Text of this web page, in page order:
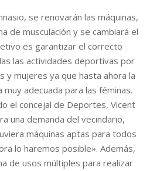
se renovarán las máquinas,
de musculación y se cambiará el
es garantizar el correcto
las actividades deportivas por
y mujeres ya que hasta ahora la
muy adecuada para las féminas.
el concejal de Deportes, Vicent
una demanda del vecindario,
máquinas aptas para todos
lo haremos posible». Además,
de usos múltiples para realizar